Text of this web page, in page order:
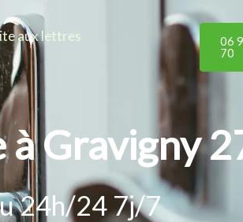
aux lettres
06
70
Gravigny
24h/24 7j/7